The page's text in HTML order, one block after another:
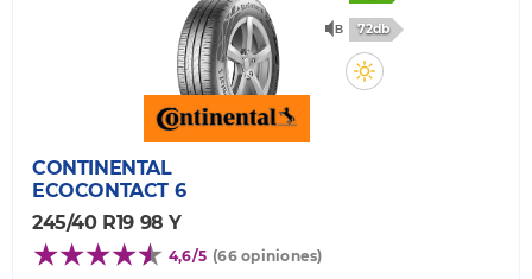
72db
CONTINENTAL
ECOCONTACT 6
245/40 R19 98 Y
4,6/5 (66 opiniones)